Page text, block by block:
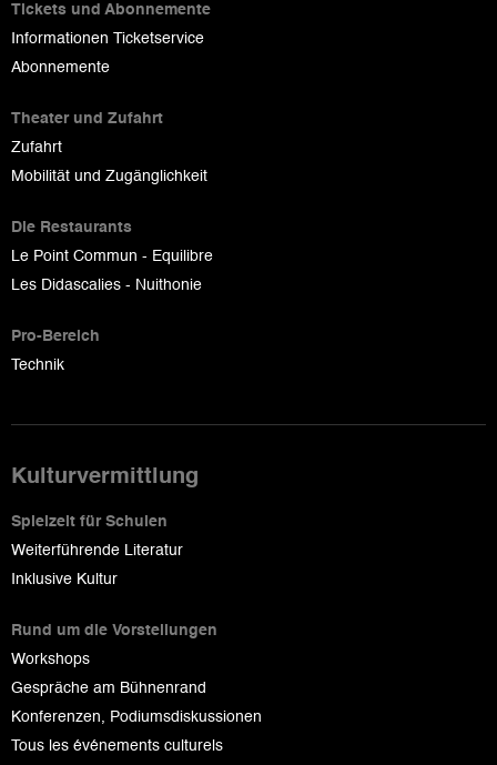
Tickets und Abonnemente
Informationen Ticketservice
Abonnemente
Theater und Zufahrt
Zufahrt
Mobilität und Zugänglichkeit
Die Restaurants
Le Point Commun - Equilibre
Les Didascalies - Nuithonie
Pro-Bereich
Technik
Kulturvermittlung
Spielzeit für Schulen
Weiterführende Literatur
Inklusive Kultur
Rund um die Vorstellungen
Workshops
Gespräche am Bühnenrand
Konferenzen, Podiumsdiskussionen
Tous les événements culturels